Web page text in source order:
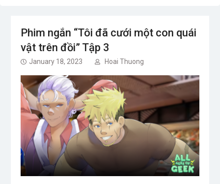
Phim ngắn “Tôi đã cưới một con quái
vật trên đồi” Tập 3
January 18, 2023 Hoai Thuong